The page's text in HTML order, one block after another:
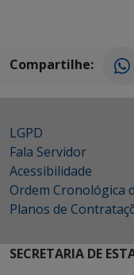
Compartilhe:
LGPD
Fala Servidor
Acessibilidade
Ordem Cronológica
Planos de
SECRETARIA DE